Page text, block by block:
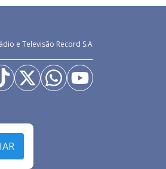
e Televisão Record S.A